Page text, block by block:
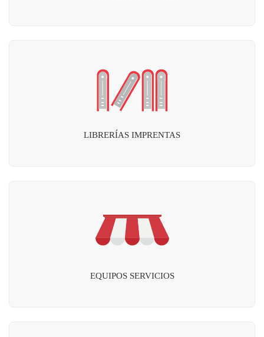
LIBRERÍAS IMPRENTAS
EQUIPOS SERVICIOS